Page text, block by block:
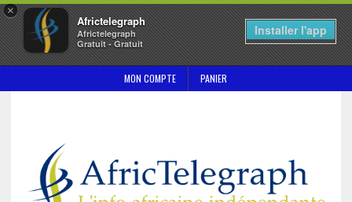
×
Africtelegraph
Africtelegraph
Gratuit - Gratuit
Installer l'app
MON COMPTE PANIER